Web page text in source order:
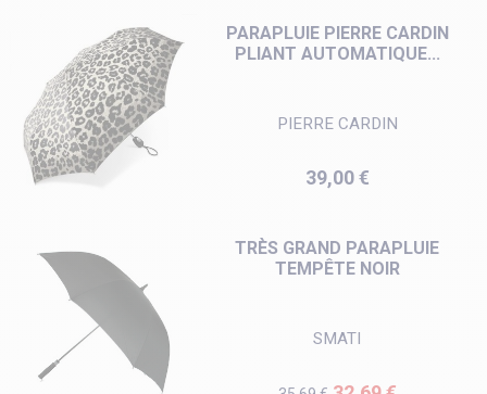
PARAPLUIE PIERRE CARDIN
PLIANT AUTOMATIQUE...
PIERRE CARDIN
Prix
39,00 €
TRÈS GRAND PARAPLUIE
TEMPÊTE NOIR
SMATI
Prix de base
Prix